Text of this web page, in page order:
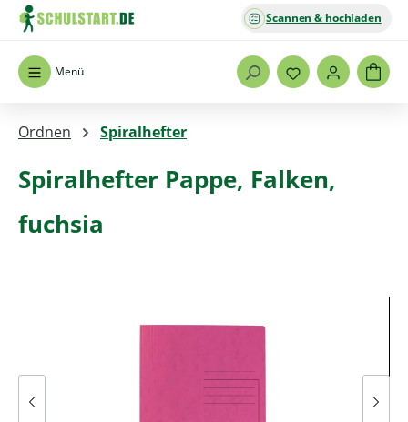
Zum Hauptinhalt springen
Menü
Scannen & hochladen
Ordnen Spiralhefter
Spiralhefter Pappe, Falken,
fuchsia